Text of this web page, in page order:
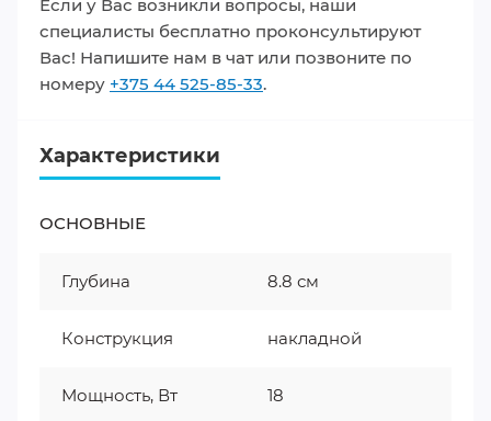
Если у Вас возникли вопросы, наши
специалисты бесплатно проконсультируют
Вас! Напишите нам в чат или позвоните по
номеру +375 44 525-85-33.
Характеристики
ОСНОВНЫЕ
Глубина 8.8 см
Конструкция накладной
Мощность, Вт 18